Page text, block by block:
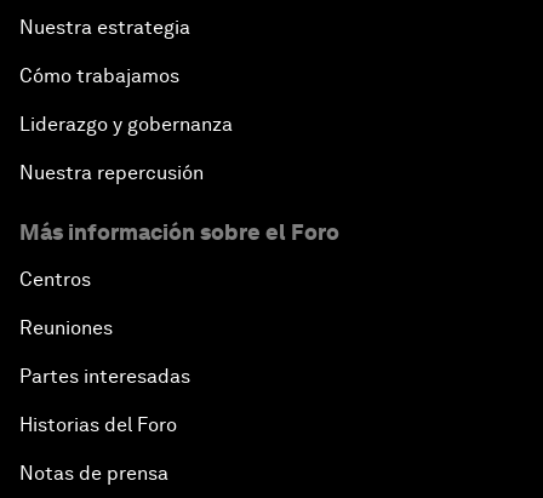
Nuestra estrategia
Cómo trabajamos
Liderazgo y gobernanza
Nuestra repercusión
Más información sobre el Foro
Centros
Reuniones
Partes interesadas
Historias del Foro
Notas de prensa